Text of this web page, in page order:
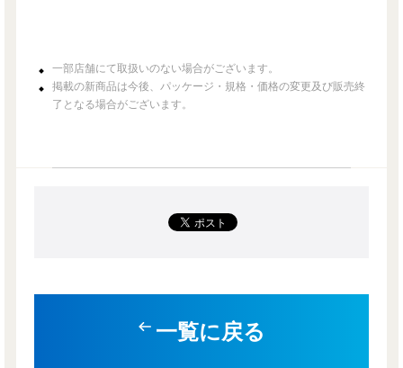
一部店舗にて取扱いのない場合がございます。
掲載の新商品は今後、パッケージ・規格・価格の変更及び販売終
了となる場合がございます。
一覧に戻る